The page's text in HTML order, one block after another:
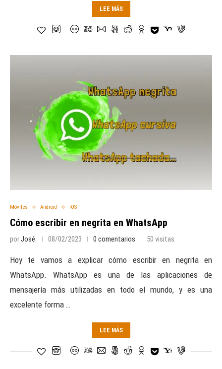
LEE MÁS
Móviles Android iOS
Cómo escribir en negrita en WhatsApp
porJosé 08/02/2023 0 comentarios 50 visitas
Hoy te vamos a explicar cómo escribir en negrita en
WhatsApp. WhatsApp es una de las aplicaciones de
mensajería más utilizadas en todo el mundo, y es una
excelente forma …
LEE MÁS